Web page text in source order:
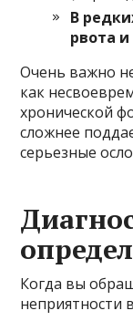
В
рвота
Очень важно
как
хронической
сложнее
серьезные
Когда вы
неприятности